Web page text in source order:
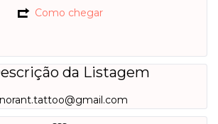
Como chegar
da Listagem